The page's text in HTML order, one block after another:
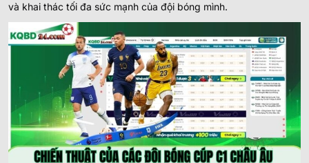
và khai thác tối đa sức mạnh của đội bóng mình.